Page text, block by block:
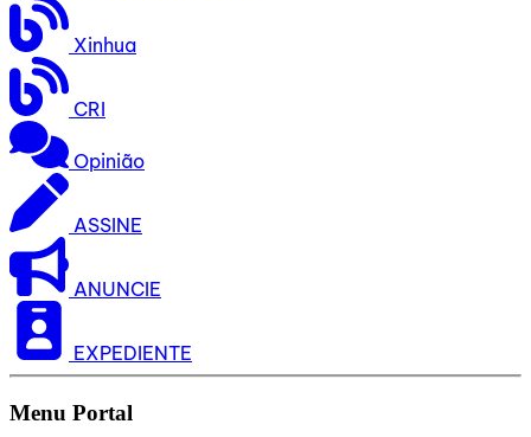
Xinhua
CRI
Opinião
ASSINE
ANUNCIE
EXPEDIENTE
Menu Portal